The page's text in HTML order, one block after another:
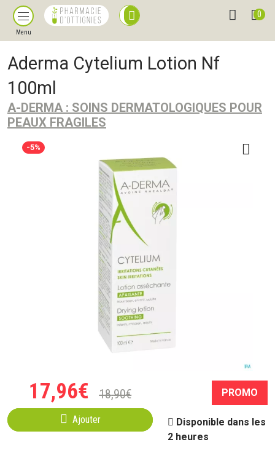
Menu
0
Aderma Cytelium Lotion Nf
100ml
A-DERMA : SOINS DERMATOLOGIQUES POUR
PEAUX FRAGILES
-5%
17,96€ 18,90€
Ajouter
PROMO
Disponible dans les
2 heures